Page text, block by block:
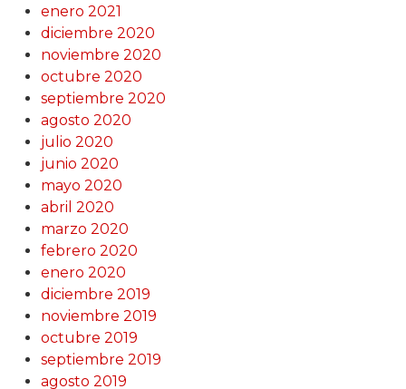
enero 2021
diciembre 2020
noviembre 2020
octubre 2020
septiembre 2020
agosto 2020
julio 2020
junio 2020
mayo 2020
abril 2020
marzo 2020
febrero 2020
enero 2020
diciembre 2019
noviembre 2019
octubre 2019
septiembre 2019
agosto 2019